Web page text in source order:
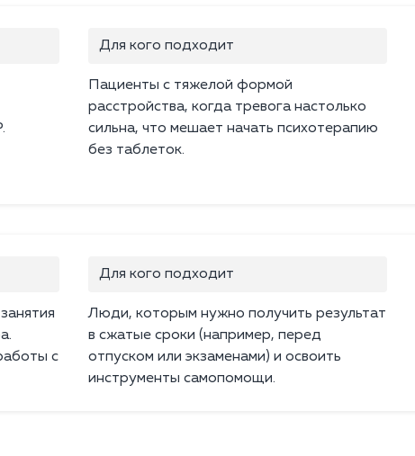
Для кого подходит
Пациенты с тяжелой формой
расстройства, когда тревога настолько
сильна, что мешает начать психотерапию
без таблеток.
с
Для кого подходит
Люди, которым нужно получить результат
в сжатые сроки (например, перед
отпуском или экзаменами) и освоить
инструменты самопомощи.